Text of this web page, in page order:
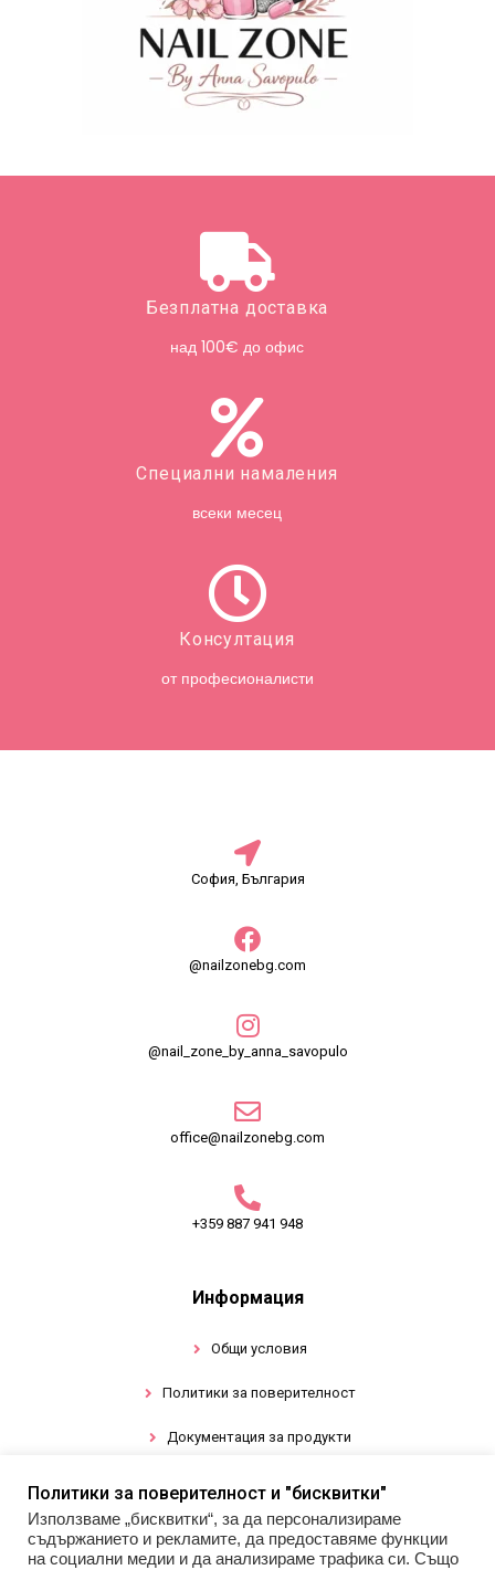
Безплатна доставка
над 100€ до офис
Специални намаления
всеки месец
Консултация
от професионалисти
София, България
@nailzonebg.com
@nail_zone_by_anna_savopulo
office@nailzonebg.com
+359 887 941 948
Информация
Общи условия
Политики за поверителност
Документация за продукти
Промоции
Гел лак
Политики за поверителност и "бисквитки"
Използваме „бисквитки“, за да персонализираме
съдържанието и рекламите, да предоставяме функции
на социални медии и да анализираме трафика си. Също